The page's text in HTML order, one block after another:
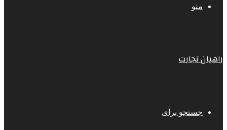
منو
راهیان تجارت
جستجو برای